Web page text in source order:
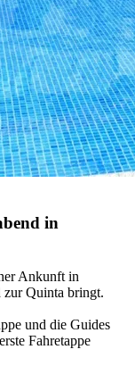
in
Ankunft in
zur Quinta bringt.
und die Guides
Fahretappe